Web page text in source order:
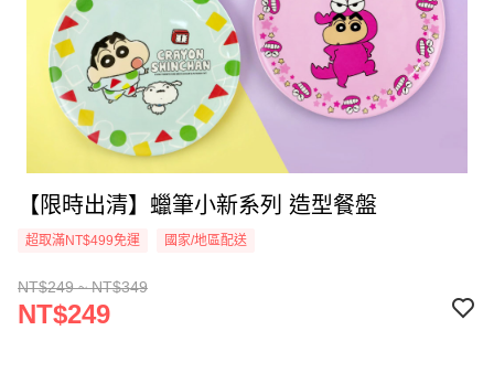
【限時出清】蠟筆小新系列 造型餐盤
超取滿NT$499免運 國家/地區配送
NT$249 ~ NT$349
NT$249